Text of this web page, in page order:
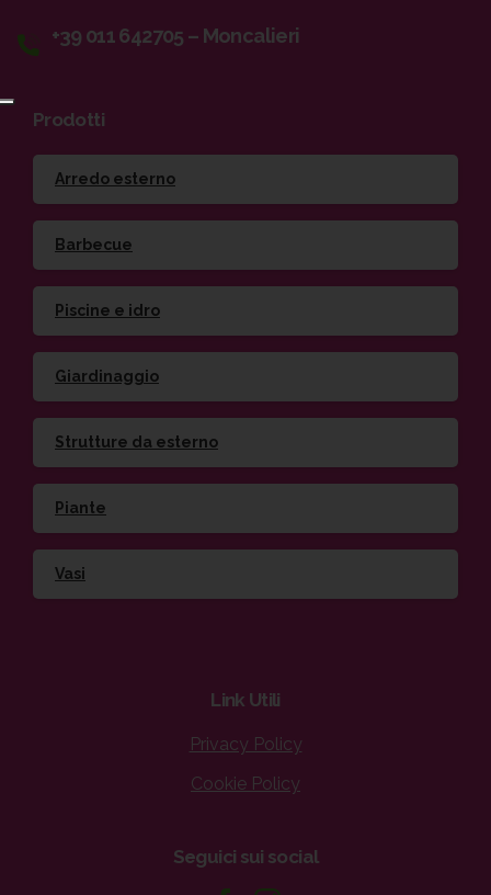
+39 011 642705 – Moncalieri
Prodotti
Arredo esterno
Barbecue
Piscine e idro
Giardinaggio
Strutture da esterno
Piante
Vasi
Link Utili
Privacy Policy
Cookie Policy
Seguici sui social